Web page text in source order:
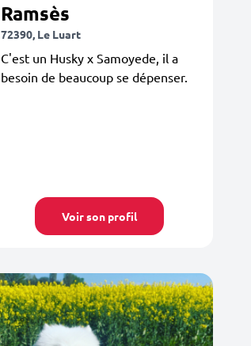
Ramsès
72390, Le Luart
C'est un Husky x Samoyede, il a
besoin de beaucoup se dépenser.
Voir son profil